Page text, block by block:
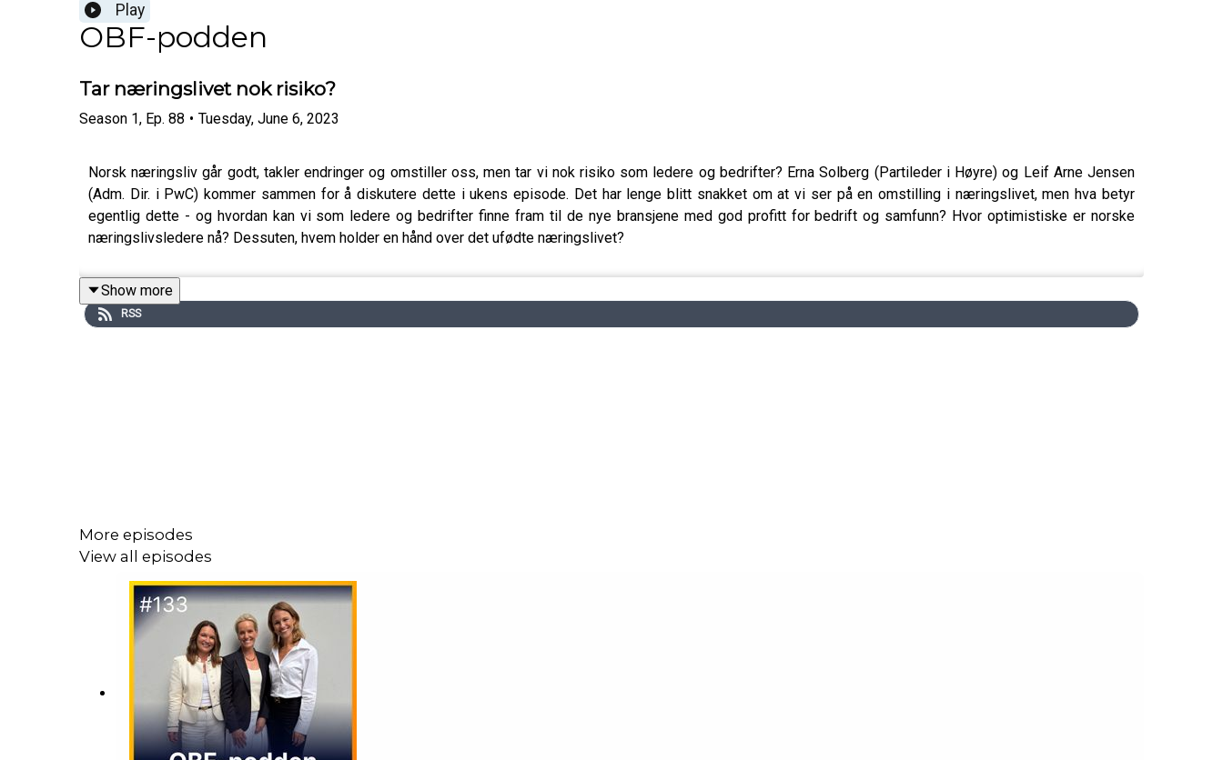
Play
OBF-podden
Tar næringslivet nok risiko?
Season 1, Ep. 88 • Tuesday, June 6, 2023
Norsk næringsliv går godt, takler endringer og omstiller oss, men tar vi nok risiko som ledere og bedrifter? Erna Solberg (Partileder i Høyre) og Leif Arne Jensen
(Adm. Dir. i PwC) kommer sammen for å diskutere dette i ukens episode. Det har lenge blitt snakket om at vi ser på en omstilling i næringslivet, men hva betyr
egentlig dette - og hvordan kan vi som ledere og bedrifter finne fram til de nye bransjene med god profitt for bedrift og samfunn? Hvor optimistiske er norske
næringslivsledere nå? Dessuten, hvem holder en hånd over det ufødte næringslivet?
Show more
RSS
More episodes
View all episodes